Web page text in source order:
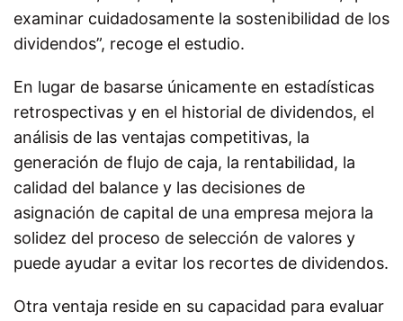
examinar cuidadosamente la sostenibilidad de los
dividendos”, recoge el estudio.
En lugar de basarse únicamente en estadísticas
retrospectivas y en el historial de dividendos, el
análisis de las ventajas competitivas, la
generación de flujo de caja, la rentabilidad, la
calidad del balance y las decisiones de
asignación de capital de una empresa mejora la
solidez del proceso de selección de valores y
puede ayudar a evitar los recortes de dividendos.
Otra ventaja reside en su capacidad para evaluar